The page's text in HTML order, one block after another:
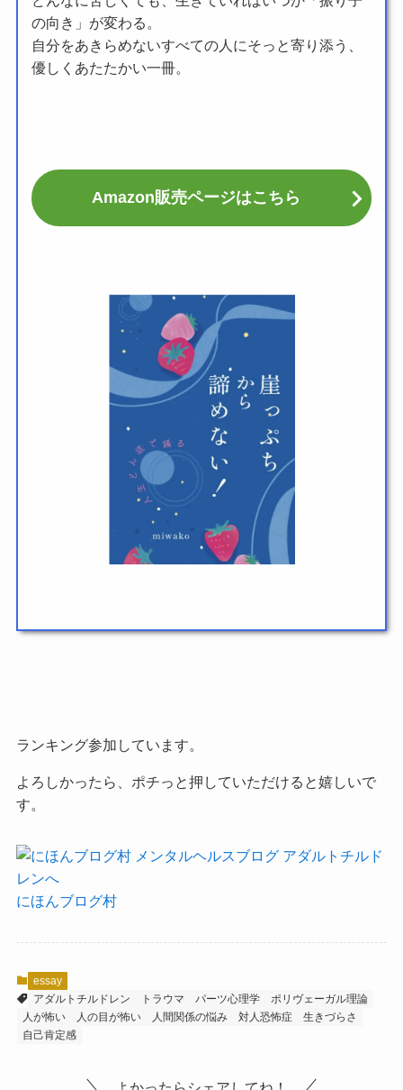
の向き」が変わる。
自分をあきらめないすべての人にそっと寄り添う、
優しくあたたかい一冊。
Amazon販売ページはこちら
ランキング参加しています。
よろしかったら、ポチっと押していただけると嬉しいで
す。
にほんブログ村
essay
アダルトチルドレン
トラウマ パーツ心理学
ポリヴェーガル理論
人が怖い
人の目が怖い 人間関係の悩み 対人恐怖症
生きづらさ
自己肯定感